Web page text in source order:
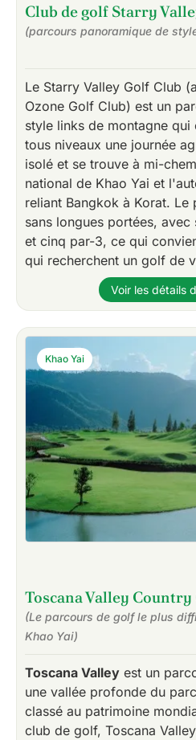
Club de golf Starry
(parcours panoramique de
Le Starry Valley Golf Club
Ozone Golf Club) est un
style links de montagne
tous niveaux une journée
isolé et se trouve à mi-
national de Khao Yai et
reliant Bangkok à Korat. Le
sans longues portées,
et cinq par-3, ce qui
qui recherchent un golf de
Voir les détails
Toscana Valley Country
(Le parcours de golf le plus
Khao Yai)
Toscana Valley est un
une vallée profonde du
classé au patrimoine
club de golf, Toscana
Khao Yai